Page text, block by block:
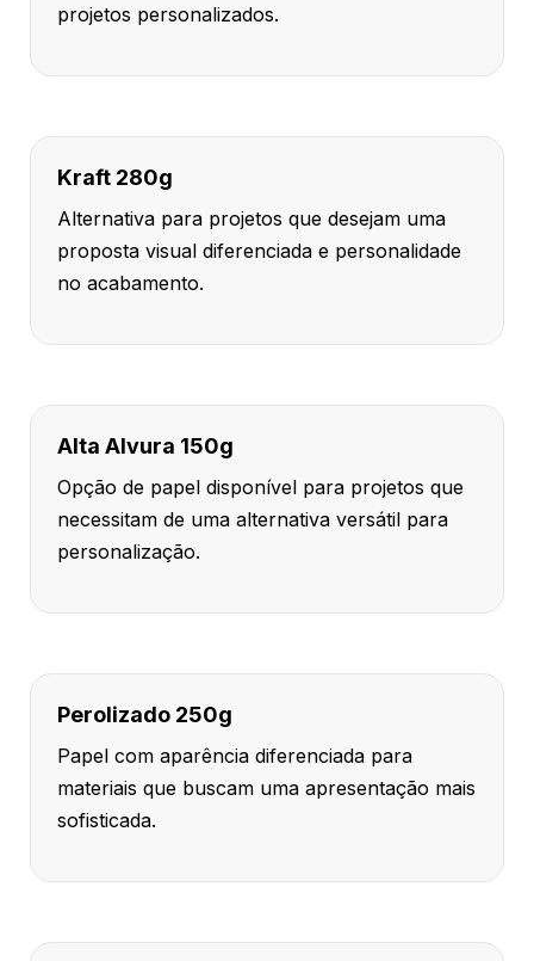
projetos personalizados.
Kraft 280g
Alternativa para projetos que desejam uma
proposta visual diferenciada e personalidade
no acabamento.
Alta Alvura 150g
Opção de papel disponível para projetos que
necessitam de uma alternativa versátil para
personalização.
Perolizado 250g
Papel com aparência diferenciada para
materiais que buscam uma apresentação mais
sofisticada.